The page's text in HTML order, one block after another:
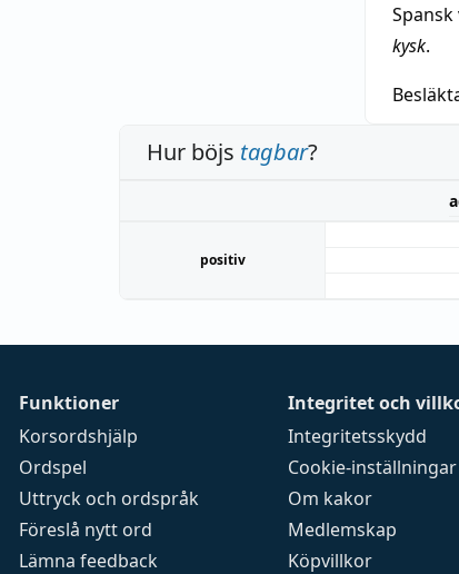
kysk.
Hur böjs tagbar?
positiv
Funktioner
Korsordshjälp
Ordspel
Uttryck och ordspråk
Föreslå nytt ord
Lämna feedback
Integritet och
Integritetsskydd
Cookie-inställningar
Om kakor
Medlemskap
Köpvillkor